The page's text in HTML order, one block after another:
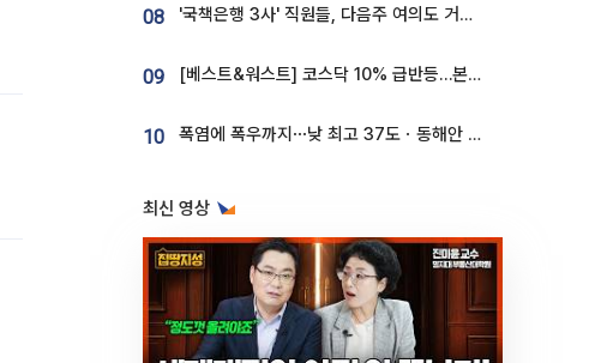
08 '국책은행 3사' 직원들, 다음주 여의도 거리 나서는 까닭은
09 [베스트&워스트] 코스닥 10% 급반등…본느, 최대주주 변경 기대에 270% 폭등
10 폭염에 폭우까지⋯낮 최고 37도ㆍ동해안 강한 비 [날씨]
최신 영상